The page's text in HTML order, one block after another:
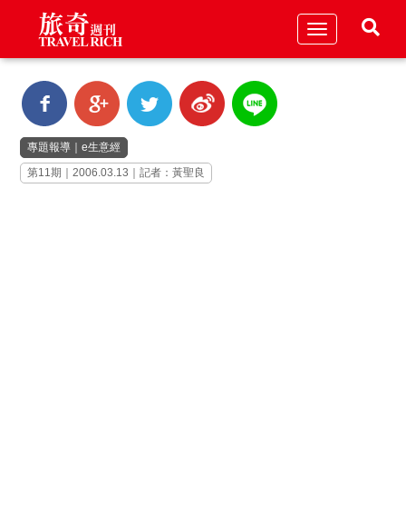
Toggle
專題報導 ｜e生意經
第11期｜2006.03.13｜記者：黃聖良